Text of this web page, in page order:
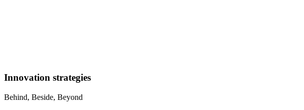
Innovation strategies
Behind, Beside, Beyond